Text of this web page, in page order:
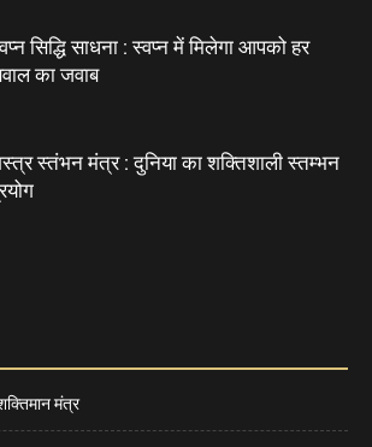
सिद्धि साधना : स्वप्न में मिलेगा आपको हर
का जवाब
स्तंभन मंत्र : दुनिया का शक्तिशाली स्तम्भन
मंत्र